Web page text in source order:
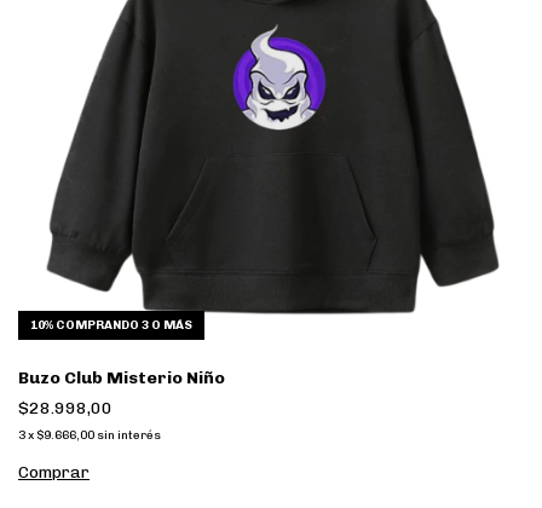
10% COMPRANDO 3 O MÁS
Buzo Club Misterio Niño
$28.998,00
3x $9.666,00 sin interés
Comprar